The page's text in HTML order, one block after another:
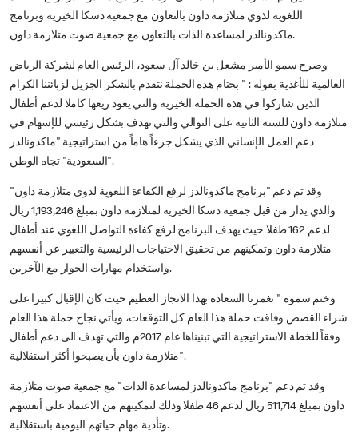
اللغوية لذوي متلازمة داون بالتعاون مع جمعية دسكا الخيرية وبرنامج
ماكدونالدز لمساعدة الذات بالتعاون مع جمعية صوت متلازمة داون.
وصرح سمو الأمير مشعل بن خالد آل سعود، الرئيس العام لشركة الرياض
العالمية للأغذية بقوله : " بختام هذه الحملة نتقدم بالشكر الجزيل لزبائننا الكرام
الذين شاركوا في هذه الحملة الخيرية والتي يعود ريعها كاملا لدعم أطفال
متلازمة داون للسنه الثانيه على التوالي والتي تهدف بشكل رئيسي للإسهام في
دعم العمل الإنساني الذي يشكل جزءاً هاماً من استراتيجية "ماكدونالدز
السعودية" تجاه الوطن".
وقد تم دعم "برنامج ماكدونالدز لرفع الكفاءة اللغوية لذوي متلازمة داون"
والذي يدار من قبل جمعية دسكا الخيرية لمتلازمة داون بمبلغ 1,193,246 ريال
لدعم 162 طفلا حيث يهدف البرنامج لرفع كفاءة التواصل اللغوي عند أطفال
متلازمة داون وتمكينهم من تحقيق الاحتياجات الرئيسية والتعبير عن أنفسهم
واستخدام مهارات الحوار مع الآخرين.
وختم سموه " تغمرنا السعادة بهذا الانجاز العظيم حيث كان الإقبال كبيرا على
شراء القصص وفاقت حملة هذا العام كل التوقعات، ويأتي نجاح حملة هذا العام
وفقاً للخطة الاستراتيجية التي تبنيناها عام 2017م والتي تهدف الى دعم أطفال
متلازمة داون بأن يصبحوا أكثر استقلالية".
وقد تم دعم "برنامج ماكدونالدز لمساعدة الذات" مع جمعية صوت متلازمة
داون بمبلغ 511,714 ريال لدعم 46 طفلا وذلك لتمكينهم من الاعتماد على أنفسهم
وتأدية مهام حياتهم اليومية باستقلالية.